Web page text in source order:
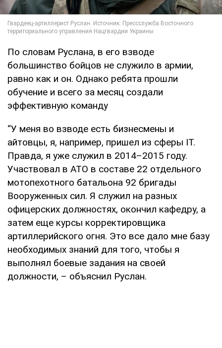
По словам Руслана, в его взводе
большинство бойцов не служило в армии,
равно как и он. Однако ребята прошли
обучение и всего за месяц создали
эффективную команду
“У меня во взводе есть бизнесмены и
айтовцы, я, например, пришел из сферы IT.
Правда, я уже служил в 2014–2015 году.
Участвовал в АТО в составе 22 отдельного
мотопехотного батальона 92 бригады
Вооруженных сил. Я служил на разных
офицерских должностях, окончил кафедру, а
затем еще курсы корректировщика
артиллерийского огня. Это все дало мне базу
необходимых знаний для того, чтобы я
выполнял боевые задания на своей
должности, – объяснил Руслан.